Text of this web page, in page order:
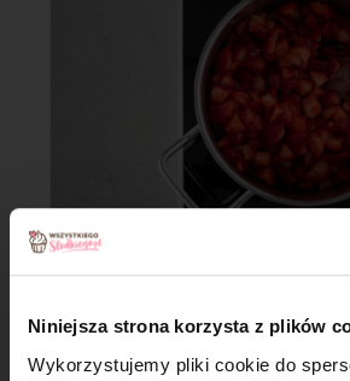
Niniejsza strona korzysta z plików
Wykorzystujemy pliki cookie do
Następnie dodaj cukier oraz łyżkę soku z